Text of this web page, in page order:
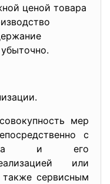
ценой товара
мер
с
и его
или
также сервисным